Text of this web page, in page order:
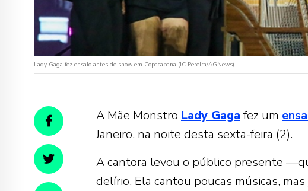
Lady Gaga fez ensaio antes de show em Copacabana (JC Pereira/AGNews)
A Mãe Monstro Lady Gagafez um
Janeiro, na noite desta sexta-feira (2).
A cantora levou o público presente
delírio. Ela cantou poucas músicas,